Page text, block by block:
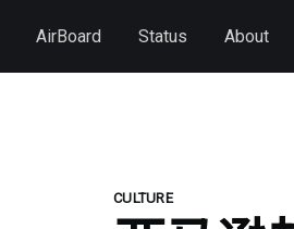
AirBoard Status About
CULTURE